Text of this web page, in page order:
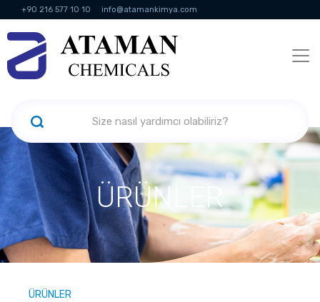
+90 216 577 10 10 info@atamankimya.com
KVKK Politikası Bilgi Toplumu Hizmetleri
ÜRÜNLER
ÜRÜNLER